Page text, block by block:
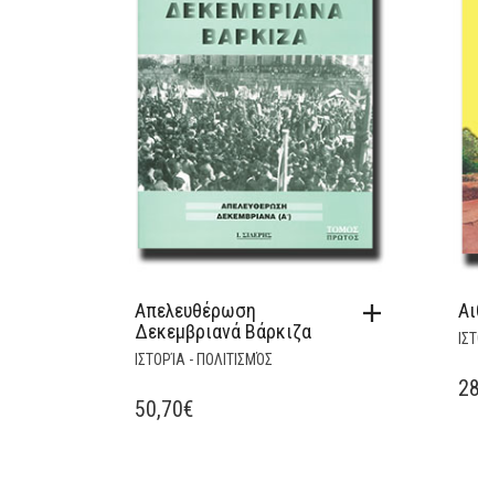
Απελευθέρωση
Δεκεμβριανά Βάρκιζα
ΙΣΤΟΡΊΑ - ΠΟΛΙΤΙΣΜΌΣ
50,70€